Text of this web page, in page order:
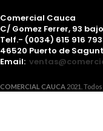
Comercial Cauca
C/ Gomez Ferrer, 93 bajo
Telf.- (0034) 615 916 793
46520 Puerto de
Email:
COMERCIAL CAUCA 2021.